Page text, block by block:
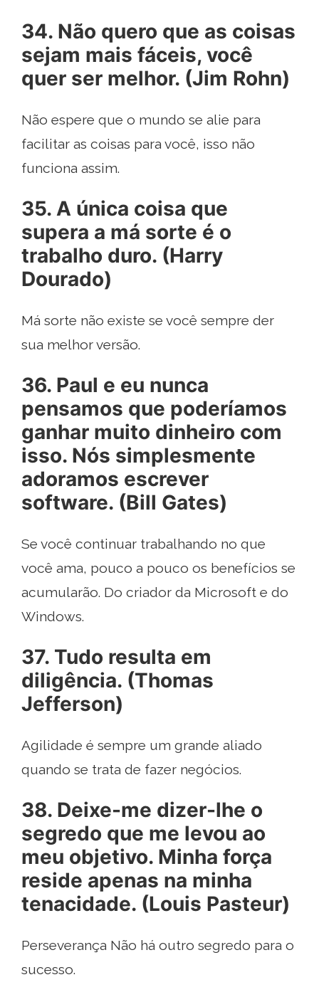
34. Não quero que as coisas
sejam mais fáceis, você
quer ser melhor. (Jim Rohn)
Não espere que o mundo se alie para
facilitar as coisas para você, isso não
funciona assim.
35. A única coisa que
supera a má sorte é o
trabalho duro. (Harry
Dourado)
Má sorte não existe se você sempre der
sua melhor versão.
36. Paul e eu nunca
pensamos que poderíamos
ganhar muito dinheiro com
isso. Nós simplesmente
adoramos escrever
software. (Bill Gates)
Se você continuar trabalhando no que
você ama, pouco a pouco os benefícios se
acumularão. Do criador da Microsoft e do
Windows.
37. Tudo resulta em
diligência. (Thomas
Jefferson)
Agilidade é sempre um grande aliado
quando se trata de fazer negócios.
38. Deixe-me dizer-lhe o
segredo que me levou ao
meu objetivo. Minha força
reside apenas na minha
tenacidade. (Louis Pasteur)
Perseverança Não há outro segredo para o
sucesso.